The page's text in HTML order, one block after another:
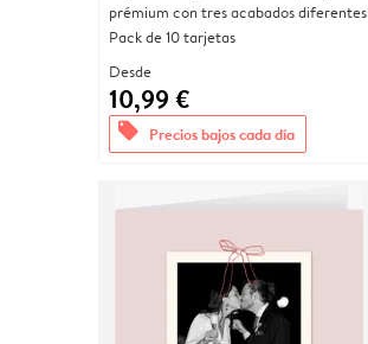
prémium con tres acabados diferentes
Pack de 10 tarjetas
Desde
10,99 €
offers Precios bajos cada día